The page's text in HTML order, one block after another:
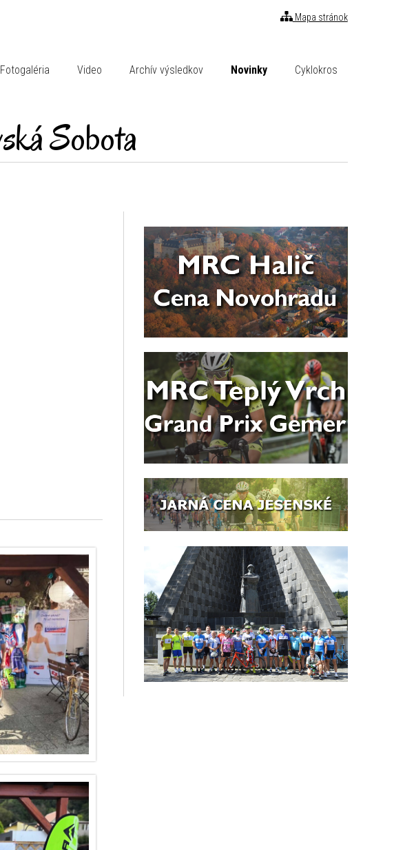
Mapa stránok
Fotogaléria Video Archív výsledkov Novinky Cyklokros
Sobota